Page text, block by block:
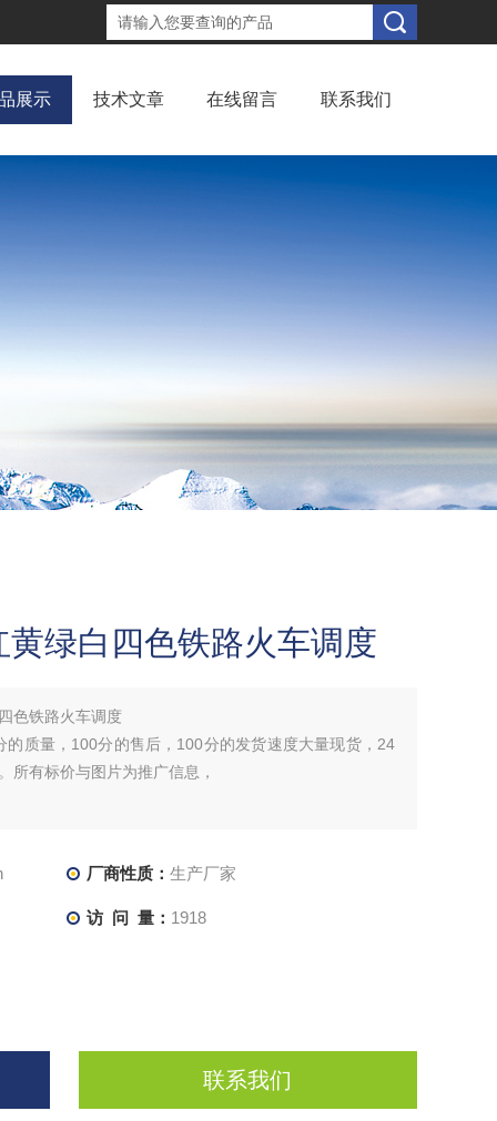
展示 技术文章 在线留言 联系我们
绿白四色铁路火车调度
色铁路火车调度
质量，100分的售后，100分的发货速度大量现货，24
所有标价与图片为推广信息，
厂商性质： 生产厂家
访 问 量： 1918
联系我们